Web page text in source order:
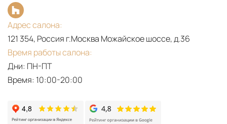
Адрес салона:
121 354, Россия г.Москва Можайское шоссе, д.36
Время работы салона:
Дни: ПН-ПТ
Время: 10:00-20:00